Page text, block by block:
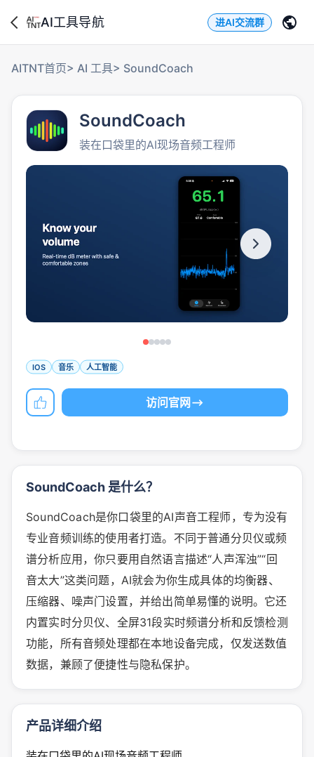
AI工具导航 进AI交流群
AITNT首页> AI 工具> SoundCoach
SoundCoach
装在口袋里的AI现场音频工程师
IOS 音乐 人工智能
访问官网
SoundCoach 是什么？
SoundCoach是你口袋里的AI声音工程师，专为没有
专业音频训练的使用者打造。不同于普通分贝仪或频
谱分析应用，你只要用自然语言描述“人声浑浊”“回
音太大”这类问题，AI就会为你生成具体的均衡器、
压缩器、噪声门设置，并给出简单易懂的说明。它还
内置实时分贝仪、全屏31段实时频谱分析和反馈检测
功能，所有音频处理都在本地设备完成，仅发送数值
数据，兼顾了便捷性与隐私保护。
产品详细介绍